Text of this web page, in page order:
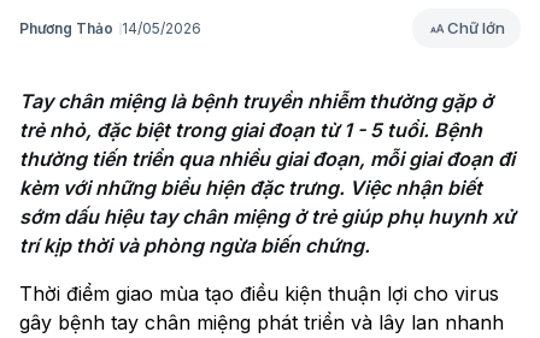
Phương Thảo 14/05/2026 Chữ lớn
Chữ lớn
Tay chân miệng là bệnh truyền nhiễm thường gặp ở
trẻ nhỏ, đặc biệt trong giai đoạn từ 1 - 5 tuổi. Bệnh
thường tiến triển qua nhiều giai đoạn, mỗi giai đoạn đi
kèm với những biểu hiện đặc trưng. Việc nhận biết
sớm dấu hiệu tay chân miệng ở trẻ giúp phụ huynh xử
trí kịp thời và phòng ngừa biến chứng.
Thời điểm giao mùa tạo điều kiện thuận lợi cho virus
gây bệnh tay chân miệng phát triển và lây lan nhanh